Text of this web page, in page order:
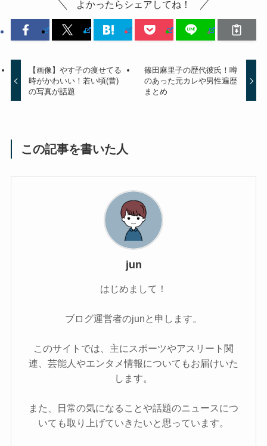
よかったらシェアしてね！
【画像】やす子の痩せてる
時がかわいい！若い頃(昔)
の写真が話題
篠田麻里子の歴代彼氏！噂
のあった元カレや男性遍歴
まとめ
この記事を書いた人
jun
はじめまして！
ブログ運営者のjunと申します。
このサイトでは、主にスポーツやアスリート関
連、芸能人やエンタメ情報についてもお届けいた
します。
また、日常の気になることや話題のニュースにつ
いても取り上げていきたいと思っています。